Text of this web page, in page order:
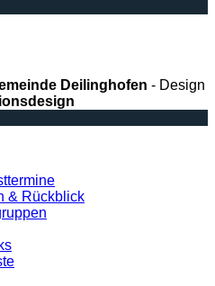
Deilinghofen - Design
& Rückblick